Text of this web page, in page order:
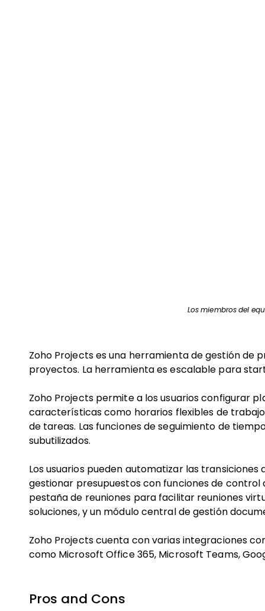
Los miembros del
Zoho Projects es una herramienta de gestión de
proyectos. La herramienta es escalable para
Zoho Projects permite a los usuarios configurar
características como horarios flexibles de
de tareas. Las funciones de seguimiento de
subutilizados.
Los usuarios pueden automatizar las
gestionar presupuestos con funciones de control
pestaña de reuniones para facilitar reuniones
soluciones, y un módulo central de gestión
Zoho Projects cuenta con varias integraciones
como Microsoft Office 365, Microsoft Teams,
Pros and Cons